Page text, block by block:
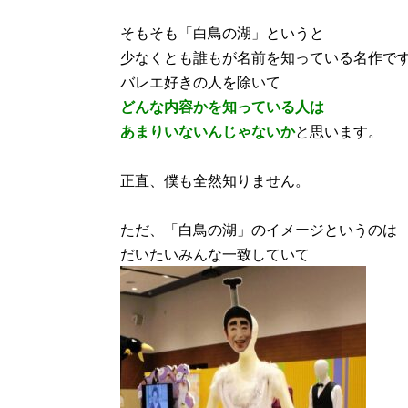
そもそも「白鳥の湖」というと
少なくとも誰もが名前を知っている名作で
バレエ好きの人を除いて
どんな内容かを知っている人は
あまりいないんじゃないかと思います。
正直、僕も全然知りません。
ただ、「白鳥の湖」のイメージというのは
だいたいみんな一致していて